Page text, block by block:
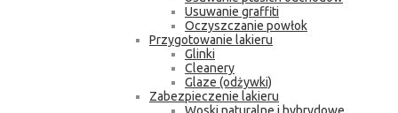
Usuwanie graffiti
Oczyszczanie powłok
Przygotowanie lakieru
Glinki
Cleanery
Glaze (odżywki)
Zabezpieczenie lakieru